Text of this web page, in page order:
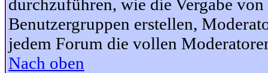
durchzuführen, wie die Vergabe
Benutzergruppen erstellen,
jedem Forum die vollen
Nach oben